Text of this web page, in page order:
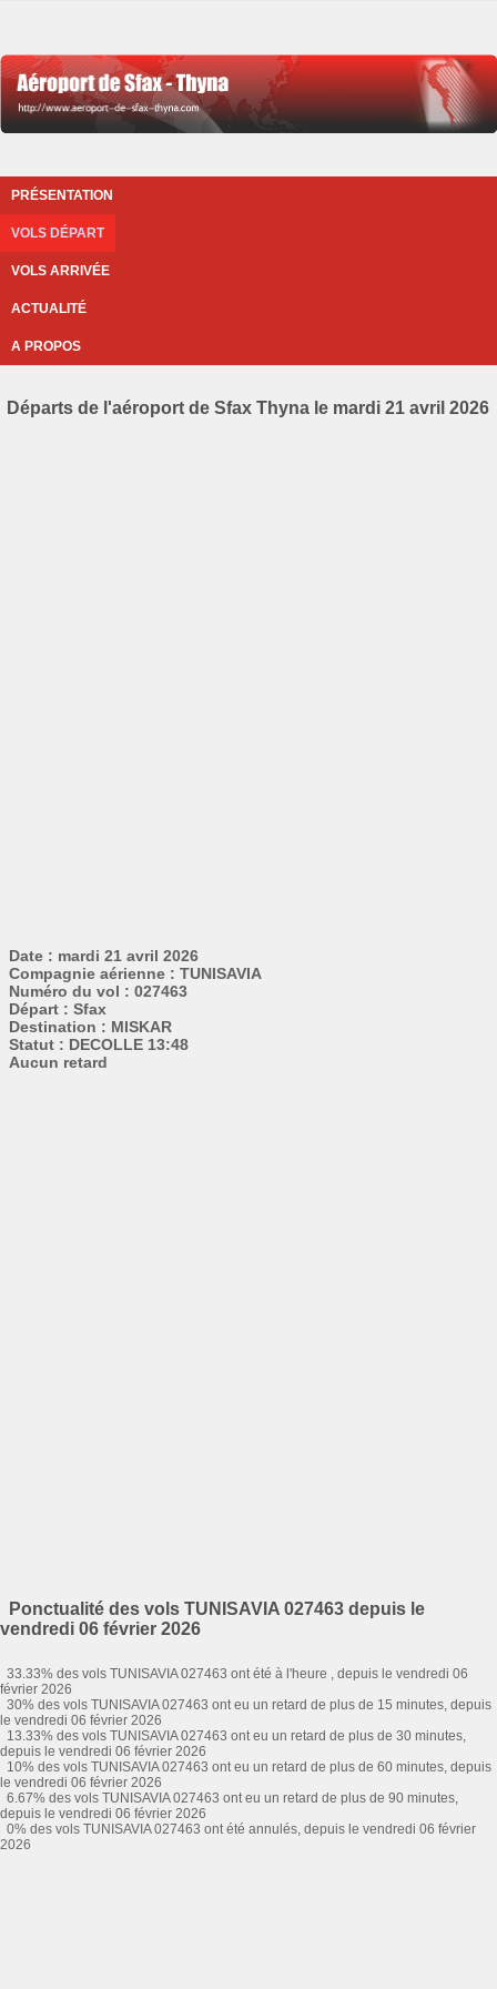
PRÉSENTATION
VOLS DÉPART
VOLS ARRIVÉE
ACTUALITÉ
A PROPOS
Départs de l'aéroport de Sfax Thyna le mardi 21 avril 2026
Date : mardi 21 avril 2026
Compagnie aérienne : TUNISAVIA
Numéro du vol : 027463
Départ : Sfax
Destination : MISKAR
Statut : DECOLLE 13:48
Aucun retard
Ponctualité des vols TUNISAVIA 027463 depuis le
vendredi 06 février 2026
33.33% des vols TUNISAVIA 027463 ont été à l'heure , depuis le vendredi 06
février 2026
30% des vols TUNISAVIA 027463 ont eu un retard de plus de 15 minutes, depuis
le vendredi 06 février 2026
13.33% des vols TUNISAVIA 027463 ont eu un retard de plus de 30 minutes,
depuis le vendredi 06 février 2026
10% des vols TUNISAVIA 027463 ont eu un retard de plus de 60 minutes, depuis
le vendredi 06 février 2026
6.67% des vols TUNISAVIA 027463 ont eu un retard de plus de 90 minutes,
depuis le vendredi 06 février 2026
0% des vols TUNISAVIA 027463 ont été annulés, depuis le vendredi 06 février
2026